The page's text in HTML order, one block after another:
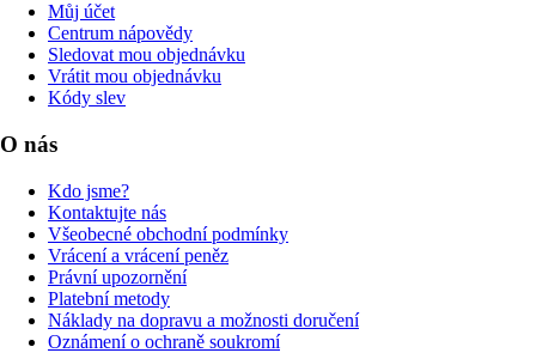
Můj účet
Centrum nápovědy
Sledovat mou objednávku
Vrátit mou objednávku
Kódy slev
O nás
Kdo jsme?
Kontaktujte nás
Všeobecné obchodní podmínky
Vrácení a vrácení peněz
Právní upozornění
Platební metody
Náklady na dopravu a možnosti doručení
Oznámení o ochraně soukromí